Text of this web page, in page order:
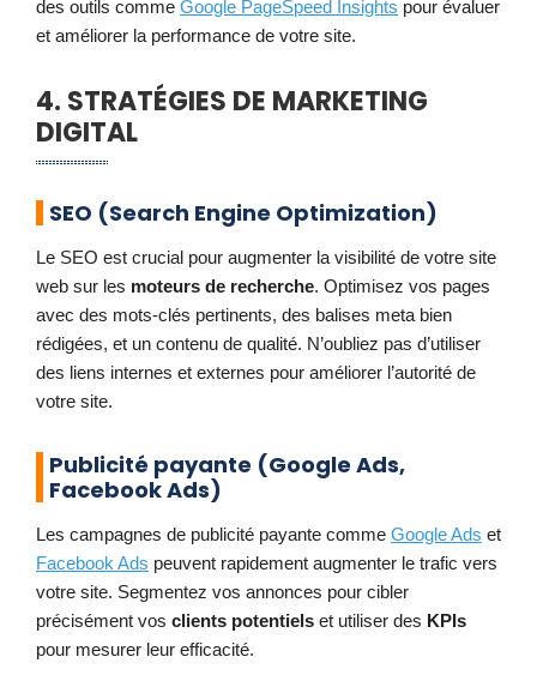
des outils comme Google PageSpeed Insights pour évaluer
et améliorer la performance de votre site.
4. STRATÉGIES DE MARKETING
DIGITAL
SEO (Search Engine Optimization)
Le SEO est crucial pour augmenter la visibilité de votre site
web sur les moteurs de recherche. Optimisez vos pages
avec des mots-clés pertinents, des balises meta bien
rédigées, et un contenu de qualité. N’oubliez pas d’utiliser
des liens internes et externes pour améliorer l’autorité de
votre site.
Publicité payante (Google Ads,
Facebook Ads)
Les campagnes de publicité payante comme Google Ads et
Facebook Ads peuvent rapidement augmenter le trafic vers
votre site. Segmentez vos annonces pour cibler
précisément vos clients potentiels et utiliser des KPIs
pour mesurer leur efficacité.